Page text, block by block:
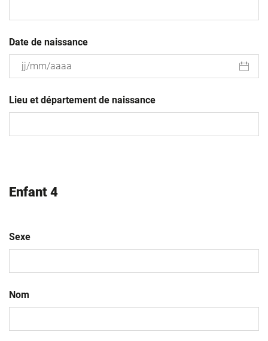
Date de naissance
slash
MM
Lieu et département de naissance
Enfant 4
Sexe
Nom